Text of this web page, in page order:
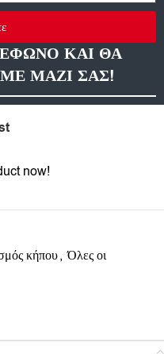
ΚΑΙ ΘΑ
ΜΑΖΙ ΣΑΣ!
now!
κήπου, Όλες οι